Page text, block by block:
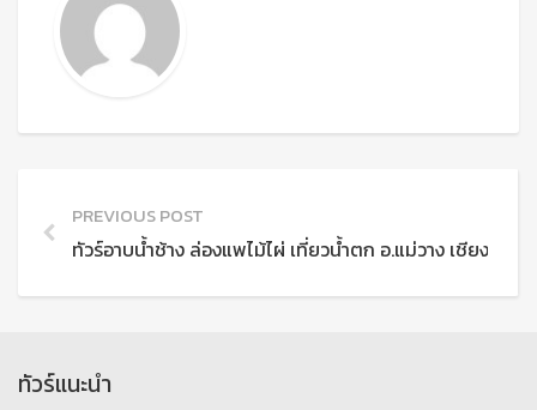
PREVIOUS POST
ทัวร์อาบน้ำช้าง ล่องแพไม้ไผ่ เที่ยวน้ำตก อ.แม่วาง เชียงใหม่
ทัวร์แนะนำ